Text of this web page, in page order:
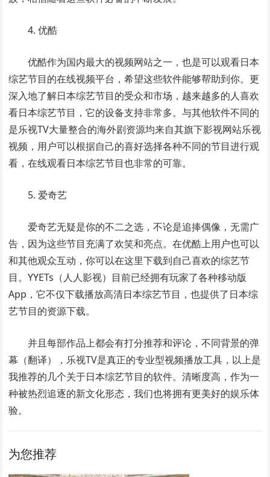
4. 优酷
优酷作为国内最大的视频网站之一，也是可以观看日本
综艺节目的在线视频平台，希望这些软件能够帮助到你。更
深入地了解日本综艺节目的受众和市场，越来越多的人喜欢
看日本综艺节目，它的设备支持非常多。与其他软件不同的
是乐视TV大量整合的海外剧资源均来自其旗下影视网站乐视
视频，用户可以根据自己的喜好选择各种不同的节目进行观
看，在线观看日本综艺节目也非常的可靠。
5. 爱奇艺
爱奇艺无疑是你的不二之选，不论是追捧偶像，无需广
告，因为这些节目充满了欢笑和亮点。在优酷上用户也可以
和其他观众互动，你可以在这里下载到自己喜欢的综艺节
目。YYETs（人人影视）目前已经拥有玩家了各种移动版
App，它不仅下载播放高清日本综艺节目，也提供了日本综
艺节目的资源下载。
并且每部作品上都会有打分推荐和评论，不同背景的弹
幕（翻译），乐视TV是真正的专业型视频播放工具，以上是
我推荐的几个关于日本综艺节目的软件。清晰度高，作为一
种被热烈追逐的新文化形态，我们也将拥有更美好的娱乐体
验。
为您推荐